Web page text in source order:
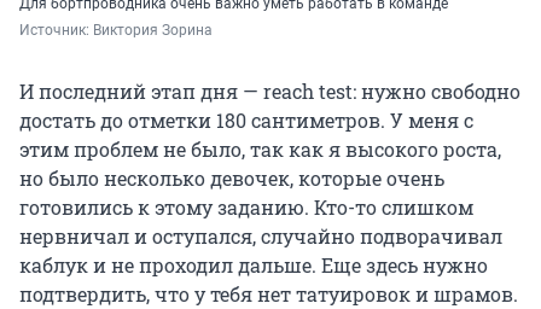
Для бортпроводника очень важно уметь работать в команде
Источник: Виктория Зорина
И последний этап дня — reach test: нужно свободно
достать до отметки 180 сантиметров. У меня с
этим проблем не было, так как я высокого роста,
но было несколько девочек, которые очень
готовились к этому заданию. Кто-то слишком
нервничал и оступался, случайно подворачивал
каблук и не проходил дальше. Еще здесь нужно
подтвердить, что у тебя нет татуировок и шрамов.